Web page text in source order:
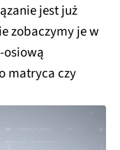
jest już
zobaczymy je w
osiową
matryca czy